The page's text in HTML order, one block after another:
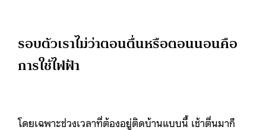
รอบตัวเราไม่ว่าตอนตื่นหรือตอนนอนคือ
การใช้ไฟฟ้า
โดยเฉพาะช่วงเวลาที่ต้องอยู่ติดบ้านแบบนี้ เช้าตื่นมาก็